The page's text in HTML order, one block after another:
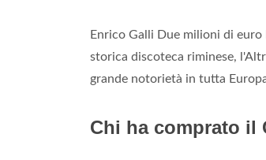
Enrico Galli Due milioni di
storica discoteca riminese,
grande notorietà in tutta
Chi ha comprato il